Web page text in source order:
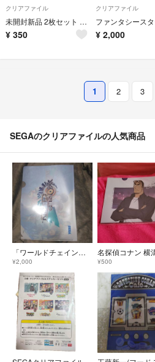
クリアファイル
未開封新品 2枚セット A5 クリアファイル 進撃の巨人 セガ
¥ 350
クリアファイル
¥ 2,000
1 2 3
SEGAのクリアファイルの人気商品
「ワールドチェイン」クリアファイル
¥2,000 ¥500